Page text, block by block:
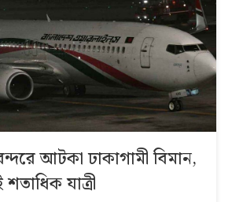
আটকা ঢাকাগামী বিমান,
যাত্রী